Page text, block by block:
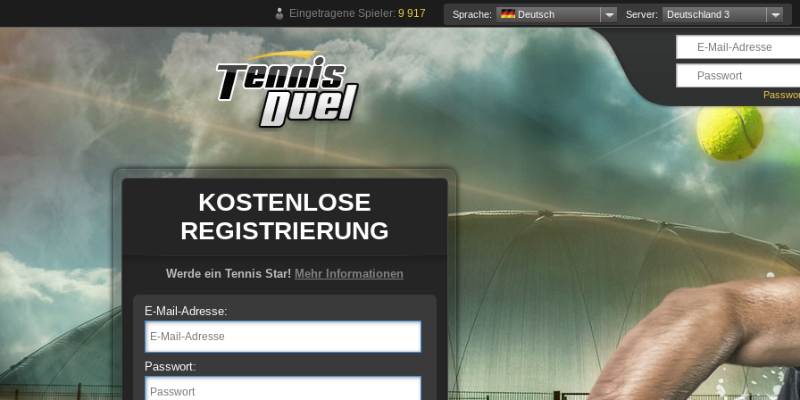
Eingetragene Spieler: 9 917 Sprache: Deutsch Server: Deutschland 3
KOSTENLOSE
REGISTRIERUNG
Werde ein Tennis Star! Mehr Informationen
E-Mail-Adresse:
Passwort: